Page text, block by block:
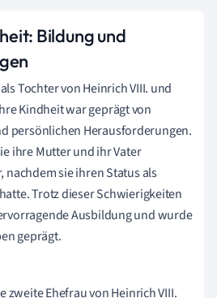
Bildung und
Tochter von Heinrich VIII. und
Kindheit war geprägt von
persönlichen Herausforderungen.
ihre Mutter und ihr Vater
nachdem sie ihren Status als
Trotz dieser Schwierigkeiten
Ausbildung und wurde
geprägt.
zweite Ehefrau von Heinrich VIII.